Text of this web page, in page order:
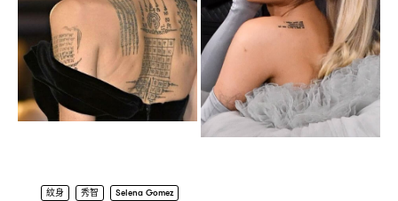
紋身 秀智
Selena Gomez